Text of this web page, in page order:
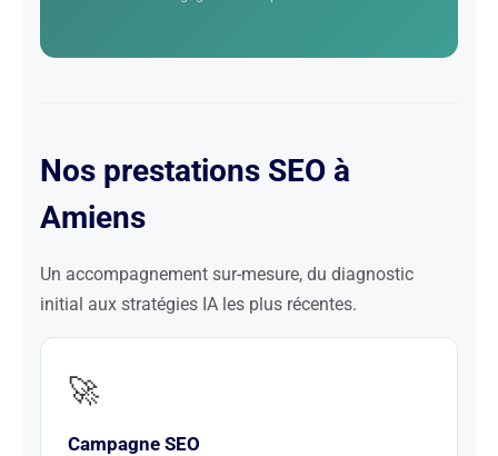
Nos prestations SEO à
Amiens
Un accompagnement sur-mesure, du diagnostic
initial aux stratégies IA les plus récentes.
🚀
Campagne SEO